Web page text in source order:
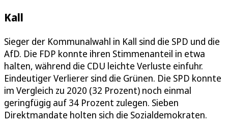
Kall
Sieger der Kommunalwahl in Kall sind die SPD und die
AfD. Die FDP konnte ihren Stimmenanteil in etwa
halten, während die CDU leichte Verluste einfuhr.
Eindeutiger Verlierer sind die Grünen. Die SPD konnte
im Vergleich zu 2020 (32 Prozent) noch einmal
geringfügig auf 34 Prozent zulegen. Sieben
Direktmandate holten sich die Sozialdemokraten.